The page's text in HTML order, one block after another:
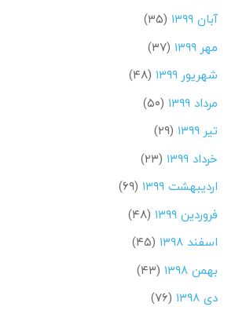
آبان ۱۳۹۹
(۳۵)
مهر ۱۳۹۹
(۳۷)
شهریور ۱۳۹۹
(۴۸)
مرداد ۱۳۹۹
(۵۰)
تیر ۱۳۹۹
(۲۹)
خرداد ۱۳۹۹
(۲۳)
اردیبهشت ۱۳۹۹
(۶۹)
فروردین ۱۳۹۹
(۴۸)
اسفند ۱۳۹۸
(۴۵)
بهمن ۱۳۹۸
(۴۳)
دی ۱۳۹۸
(۷۶)